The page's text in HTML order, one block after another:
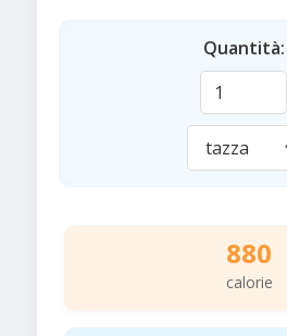
Quantità:
880
calorie